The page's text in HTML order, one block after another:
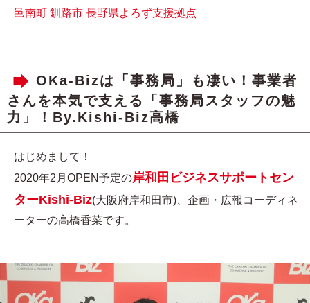
邑南町 釧路市 長野県よろず支援拠点
OKa-Bizは「事務局」も凄い！事業者
さんを本気で支える「事務局スタッフの魅
力」！By.Kishi-Biz高橋
はじめまして！
2020年2月OPEN予定の岸和田ビジネスサポートセン
ターKishi-Biz(大阪府岸和田市)、企画・広報コーディネ
ーターの高橋香菜です。